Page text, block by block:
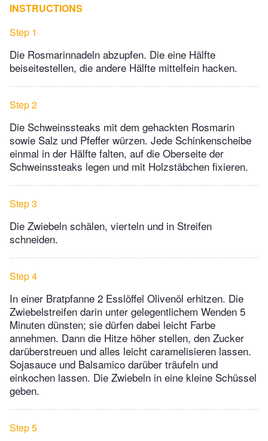
INSTRUCTIONS
Step 1
Die Rosmarinnadeln abzupfen. Die eine Hälfte
beiseitestellen, die andere Hälfte mittelfein hacken.
Step 2
Die Schweinssteaks mit dem gehackten Rosmarin
sowie Salz und Pfeffer würzen. Jede Schinkenscheibe
einmal in der Hälfte falten, auf die Oberseite der
Schweinssteaks legen und mit Holzstäbchen fixieren.
Step 3
Die Zwiebeln schälen, vierteln und in Streifen
schneiden.
Step 4
In einer Bratpfanne 2 Esslöffel Olivenöl erhitzen. Die
Zwiebelstreifen darin unter gelegentlichem Wenden 5
Minuten dünsten; sie dürfen dabei leicht Farbe
annehmen. Dann die Hitze höher stellen, den Zucker
darüberstreuen und alles leicht caramelisieren lassen.
Sojasauce und Balsamico darüber träufeln und
einkochen lassen. Die Zwiebeln in eine kleine Schüssel
geben.
Step 5